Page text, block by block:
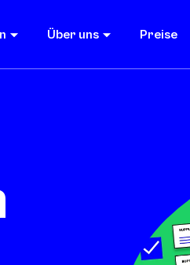
Über uns Preise